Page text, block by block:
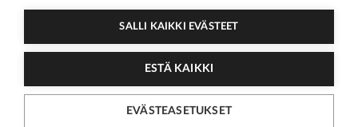
Hammaslääkärilehti
oste
asetukset
SALLI KAIKKI EVÄSTEET
ESTÄ KAIKKI
EVÄSTEASETUKSET